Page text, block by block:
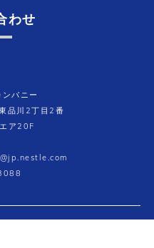
わせ
パニー
品川2丁目2番
ア20F